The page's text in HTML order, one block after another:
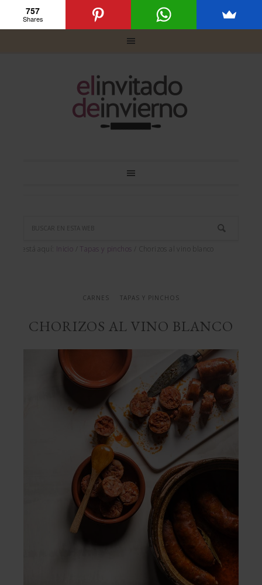
Usted está aquí: Inicio Tapas y pinchos Chorizos al vino blanco
CARNES TAPAS Y PINCHOS
CHORIZOS AL VINO BLANCO
757
Shares